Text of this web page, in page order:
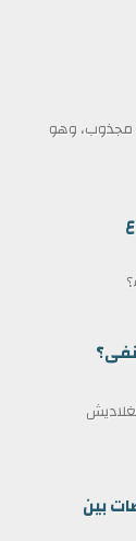
مجذوب، وهو
حزبه بنغلاديش
بين